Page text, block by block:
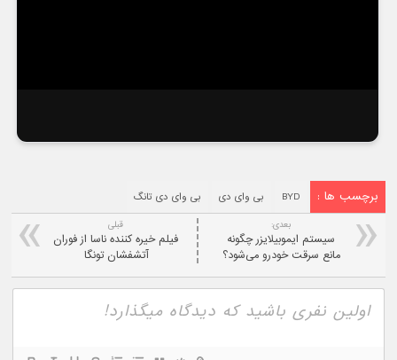
برچسب ها : BYD بی وای دی بی وای دی تانگ
قبلی
فیلم خیره کننده ناسا از فوران
آتشفشان تونگا
بعدی:
سیستم ایموبیلایزر چگونه
مانع سرقت خودرو می‌شود؟